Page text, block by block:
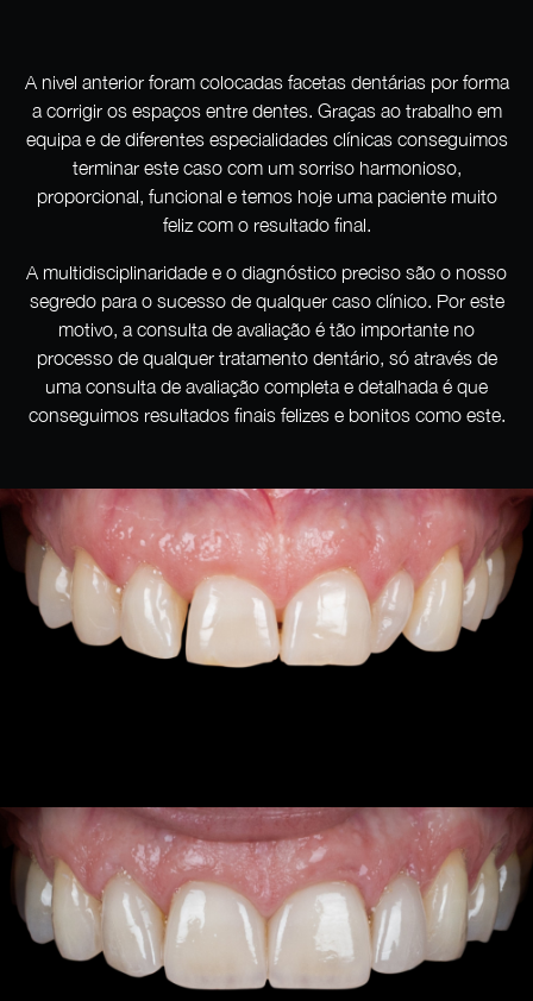
A nivel anterior foram colocadas facetas dentárias por forma
a corrigir os espaços entre dentes. Graças ao trabalho em
equipa e de diferentes especialidades clínicas conseguimos
terminar este caso com um sorriso harmonioso,
proporcional, funcional e temos hoje uma paciente muito
feliz com o resultado final.
A multidisciplinaridade e o diagnóstico preciso são o nosso
segredo para o sucesso de qualquer caso clínico. Por este
motivo, a consulta de avaliação é tão importante no
processo de qualquer tratamento dentário, só através de
uma consulta de avaliação completa e detalhada é que
conseguimos resultados finais felizes e bonitos como este.